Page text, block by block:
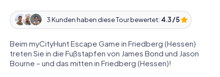
3 Kunden haben diese Tour bewertet: 4.3 / 5
Beim myCityHunt Escape Game in Friedberg (Hessen)
treten Sie in die Fußstapfen von James Bond und Jason
Bourne – und das mitten in Friedberg (Hessen)!